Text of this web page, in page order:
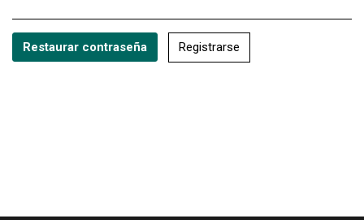
Restaurar contraseña Registrarse